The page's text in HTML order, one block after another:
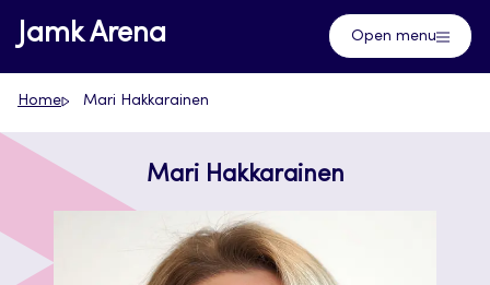
Skip
to
content
Jamk Arena Open menu
Home Mari Hakkarainen
Mari Hakkarainen